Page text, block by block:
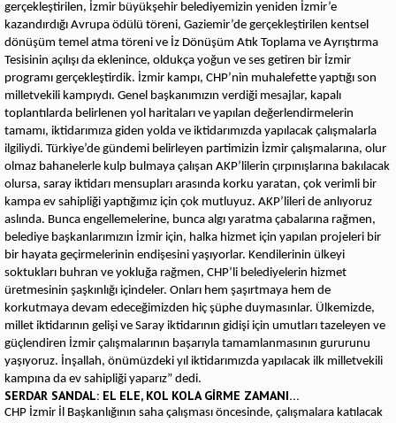
gerçekleştirilen, İzmir büyükşehir belediyemizin yeniden İzmir’e
kazandırdığı Avrupa ödülü töreni, Gaziemir’de gerçekleştirilen kentsel
dönüşüm temel atma töreni ve İz Dönüşüm Atık Toplama ve Ayrıştırma
Tesisinin açılışı da eklenince, oldukça yoğun ve ses getiren bir İzmir
programı gerçekleştirdik. İzmir kampı, CHP’nin muhalefette yaptığı son
milletvekili kampıydı. Genel başkanımızın verdiği mesajlar, kapalı
toplantılarda belirlenen yol haritaları ve yapılan değerlendirmelerin
tamamı, iktidarımıza giden yolda ve iktidarımızda yapılacak çalışmalarla
ilgiliydi. Türkiye’de gündemi belirleyen partimizin İzmir çalışmalarına, olur
olmaz bahanelerle kulp bulmaya çalışan AKP’lilerin çırpınışlarına bakılacak
olursa, saray iktidarı mensupları arasında korku yaratan, çok verimli bir
kampa ev sahipliği yaptığımız için çok mutluyuz. AKP’lileri de anlıyoruz
aslında. Bunca engellemelerine, bunca algı yaratma çabalarına rağmen,
belediye başkanlarımızın İzmir için, halka hizmet için yapılan projeleri bir
bir hayata geçirmelerinin endişesini yaşıyorlar. Kendilerinin ülkeyi
soktukları buhran ve yokluğa rağmen, CHP’li belediyelerin hizmet
üretmesinin şaşkınlığı içindeler. Onları hem şaşırtmaya hem de
korkutmaya devam edeceğimizden hiç şüphe duymasınlar. Ülkemizde,
millet iktidarının gelişi ve Saray iktidarının gidişi için umutları tazeleyen ve
güçlendiren İzmir çalışmalarının başarıyla tamamlanmasının gururunu
yaşıyoruz. İnşallah, önümüzdeki yıl iktidarımızda yapılacak ilk milletvekili
kampına da ev sahipliği yaparız” dedi.
SERDAR SANDAL: EL ELE, KOL KOLA GİRME ZAMANI…
CHP İzmir İl Başkanlığının saha çalışması öncesinde, çalışmalara katılacak